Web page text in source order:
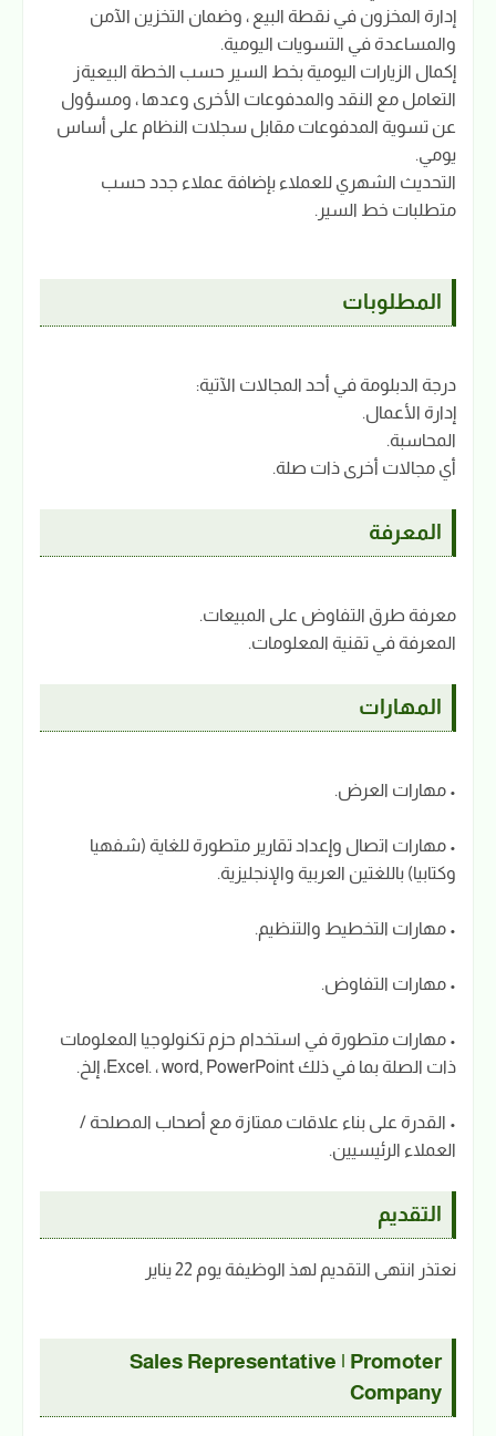
إدارة المخزون في نقطة البيع ، وضمان التخزين الآمن
والمساعدة في التسويات اليومية.
إكمال الزيارات اليومية بخط السير حسب الخطة البيعيةز
التعامل مع النقد والمدفوعات الأخرى وعدها ، ومسؤول
عن تسوية المدفوعات مقابل سجلات النظام على أساس
يومي.
التحديث الشهري للعملاء بإضافة عملاء جدد حسب
متطلبات خط السير.
المطلوبات
درجة الدبلومة في أحد المجالات الآتية:
إدارة الأعمال.
المحاسبة.
أي مجالات أخرى ذات صلة.
المعرفة
معرفة طرق التفاوض على المبيعات.
المعرفة في تقنية المعلومات.
المهارات
• مهارات العرض.
• مهارات اتصال وإعداد تقارير متطورة للغاية (شفهيا
وكتابيا) باللغتين العربية والإنجليزية.
• مهارات التخطيط والتنظيم.
• مهارات التفاوض.
• مهارات متطورة في استخدام حزم تكنولوجيا المعلومات
ذات الصلة بما في ذلك Excel. ، word, PowerPoint، إلخ.
• القدرة على بناء علاقات ممتازة مع أصحاب المصلحة /
العملاء الرئيسيين.
التقديم
نعتذر انتهى التقديم لهذ الوظيفة يوم 22 يناير
Sales Representative | Promoter
Company